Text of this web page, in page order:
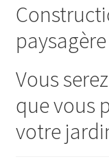
paysagère
Vous
que vous
votre